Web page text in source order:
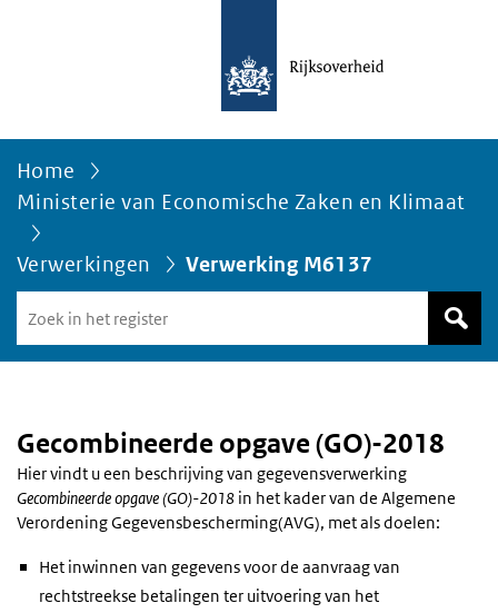
Home
Ministerie van Economische Zaken en Klimaat
Verwerkingen Verwerking M6137
in
het
Gecombineerde opgave (GO)-2018
Hier vindt u een beschrijving van gegevensverwerking
Gecombineerde opgave (GO)-2018 in het kader van de Algemene
Verordening Gegevensbescherming(AVG), met als doelen:
Het inwinnen van gegevens voor de aanvraag van
rechtstreekse betalingen ter uitvoering van het